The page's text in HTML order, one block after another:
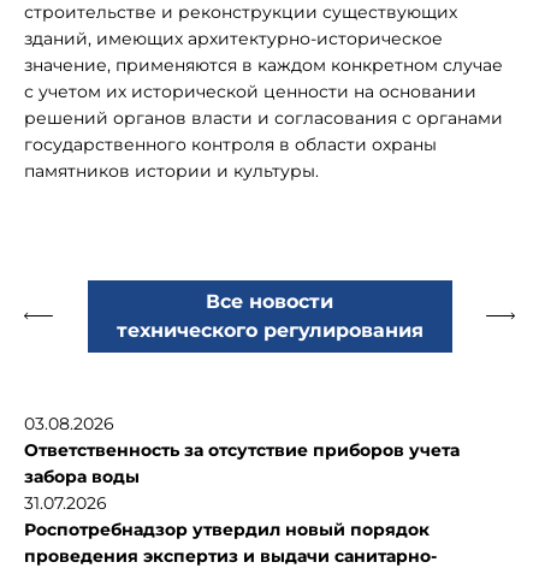
строительстве и реконструкции существующих
зданий, имеющих архитектурно-историческое
значение, применяются в каждом конкретном случае
с учетом их исторической ценности на основании
решений органов власти и согласования с органами
государственного контроля в области охраны
памятников истории и культуры.
Все новости
технического регулирования
03.08.2026
Ответственность за отсутствие приборов учета
забора воды
31.07.2026
Роспотребнадзор утвердил новый порядок
проведения экспертиз и выдачи санитарно-